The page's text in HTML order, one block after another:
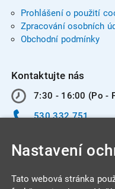
Prohlášení o použití
Zpracování osobních
Obchodní podmínky
Kontaktujte nás
7:30 - 16:00 (Po -
530 332 751
Nastavení
Tato webová stránka